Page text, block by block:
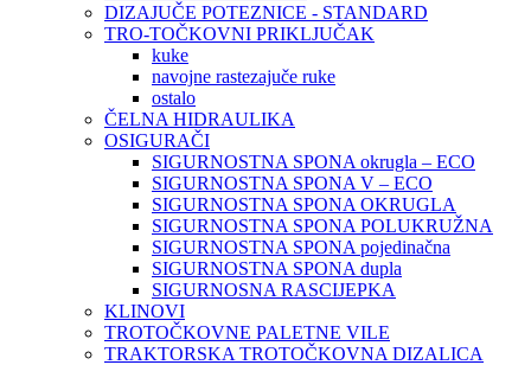
DIZAJUČE POTEZNICE - STANDARD
TRO-TOČKOVNI PRIKLJUČAK
kuke
navojne rastezajuče ruke
ostalo
ČELNA HIDRAULIKA
OSIGURAČI
SIGURNOSTNA SPONA okrugla – ECO
SIGURNOSTNA SPONA V – ECO
SIGURNOSTNA SPONA OKRUGLA
SIGURNOSTNA SPONA POLUKRUŽNA
SIGURNOSTNA SPONA pojedinačna
SIGURNOSTNA SPONA dupla
SIGURNOSNA RASCIJEPKA
KLINOVI
TROTOČKOVNE PALETNE VILE
TRAKTORSKA TROTOČKOVNA DIZALICA